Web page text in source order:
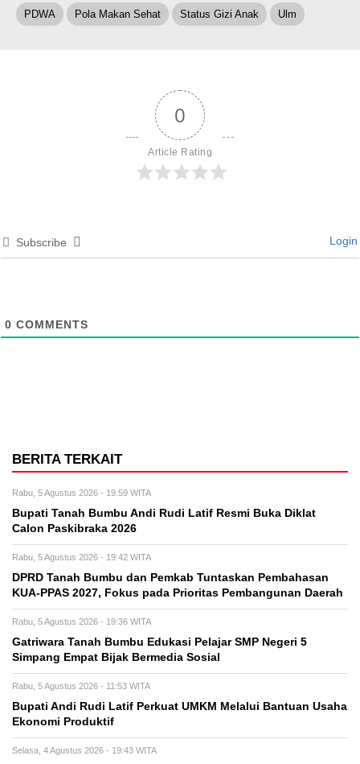
PDWA Pola Makan Sehat Status Gizi Anak Ulm
0
Article Rating
Subscribe Login
0 COMMENTS
BERITA TERKAIT
Rabu, 5 Agustus 2026 - 19:59 WITA
Bupati Tanah Bumbu Andi Rudi Latif Resmi Buka Diklat
Calon Paskibraka 2026
Rabu, 5 Agustus 2026 - 19:42 WITA
DPRD Tanah Bumbu dan Pemkab Tuntaskan Pembahasan
KUA-PPAS 2027, Fokus pada Prioritas Pembangunan Daerah
Rabu, 5 Agustus 2026 - 19:36 WITA
Gatriwara Tanah Bumbu Edukasi Pelajar SMP Negeri 5
Simpang Empat Bijak Bermedia Sosial
Rabu, 5 Agustus 2026 - 11:53 WITA
Bupati Andi Rudi Latif Perkuat UMKM Melalui Bantuan Usaha
Ekonomi Produktif
Selasa, 4 Agustus 2026 - 19:43 WITA